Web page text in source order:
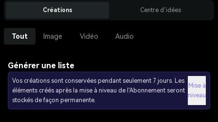
Créations Centre d’idées
Tout Image Vidéo Audio
Générer une liste
Vos créations sont conservées pendant seulement 7 jours. Les
éléments créés après la mise à niveau de l'Abonnement seront
stockés de façon permanente.
Mise à
niveau